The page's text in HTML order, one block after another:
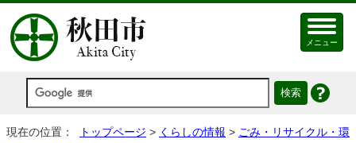
メニュー
現在の位置： トップページ > くらしの情報 > ごみ・リサイクル・環